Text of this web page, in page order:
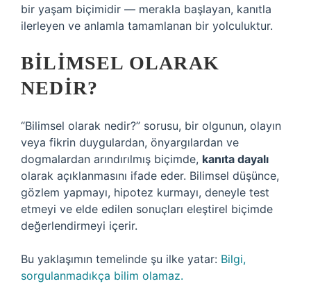
bir yaşam biçimidir — merakla başlayan, kanıtla
ilerleyen ve anlamla tamamlanan bir yolculuktur.
BILIMSEL OLARAK
NEDIR?
“Bilimsel olarak nedir?” sorusu, bir olgunun, olayın
veya fikrin duygulardan, önyargılardan ve
dogmalardan arındırılmış biçimde, kanıta dayalı
olarak açıklanmasını ifade eder. Bilimsel düşünce,
gözlem yapmayı, hipotez kurmayı, deneyle test
etmeyi ve elde edilen sonuçları eleştirel biçimde
değerlendirmeyi içerir.
Bu yaklaşımın temelinde şu ilke yatar: Bilgi,
sorgulanmadıkça bilim olamaz.